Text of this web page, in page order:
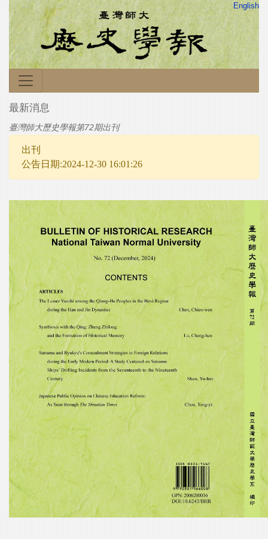
English
最新消息
臺灣師大歷史學報第72期出刊
出刊
公告日期:2024-12-30 16:01:26